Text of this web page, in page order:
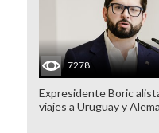
7278
Expresidente Boric
viajes a Uruguay y